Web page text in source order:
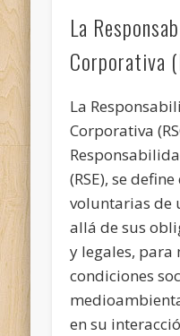
La
Corporativa
La
Corporativa
(RSE), se
voluntarias de
allá de sus
y legales, para
condiciones
en su